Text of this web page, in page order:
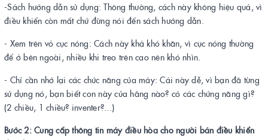
-Sách hướng dẫn sử dụng: Thông thường, cách này không hiệu quả, vì
điều khiển còn mất chứ đừng nói đến sách hướng dẫn.
- Xem trên vỏ cục nóng: Cách này khá khó khăn, vì cục nóng thường
để ở bên ngoài, nhiều khi treo trên cao nên khó nhìn.
- Chỉ cần nhớ lại các chức năng của máy: Cái này dễ, vì bạn đã từng
sử dụng nó, bạn biết con này của hãng nào? có các chứng năng gì?
(2 chiều, 1 chiều? inventer?...)
Bước 2: Cung cấp thông tin máy điều hòa cho người bán điều khiển